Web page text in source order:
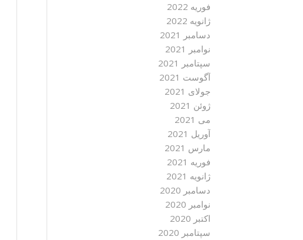
فوریه 2022
ژانویه 2022
دسامبر 2021
نوامبر 2021
سپتامبر 2021
آگوست 2021
جولای 2021
ژوئن 2021
می 2021
آوریل 2021
مارس 2021
فوریه 2021
ژانویه 2021
دسامبر 2020
نوامبر 2020
اکتبر 2020
سپتامبر 2020